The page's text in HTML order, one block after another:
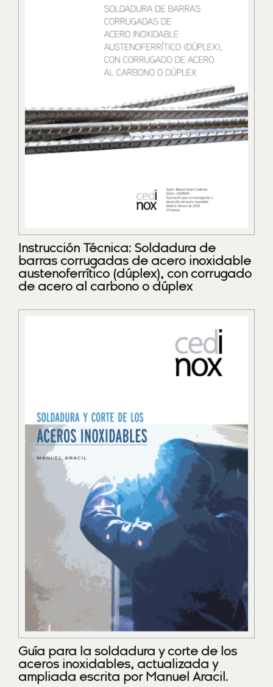
Instrucción Técnica: Soldadura de
barras corrugadas de acero inoxidable
austenoferrítico (dúplex), con corrugado
de acero al carbono o dúplex
Guía para la soldadura y corte de los
aceros inoxidables, actualizada y
ampliada escrita por Manuel Aracil.